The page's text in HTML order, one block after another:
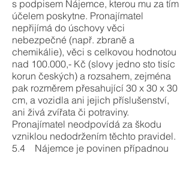
s podpisem Nájemce, kterou mu za tím
účelem poskytne. Pronajímatel
nepřijímá do úschovy věci
nebezpečné (např. zbraně a
chemikálie), věci s celkovou hodnotou
nad 100.000,- Kč (slovy jedno sto tisíc
korun českých) a rozsahem, zejména
pak rozměrem přesahující 30 x 30 x 30
cm, a vozidla ani jejich příslušenství,
ani živá zvířata či potraviny.
Pronajímatel neodpovídá za škodu
vzniklou nedodržením těchto pravidel.
5.4 Nájemce je povinen případnou